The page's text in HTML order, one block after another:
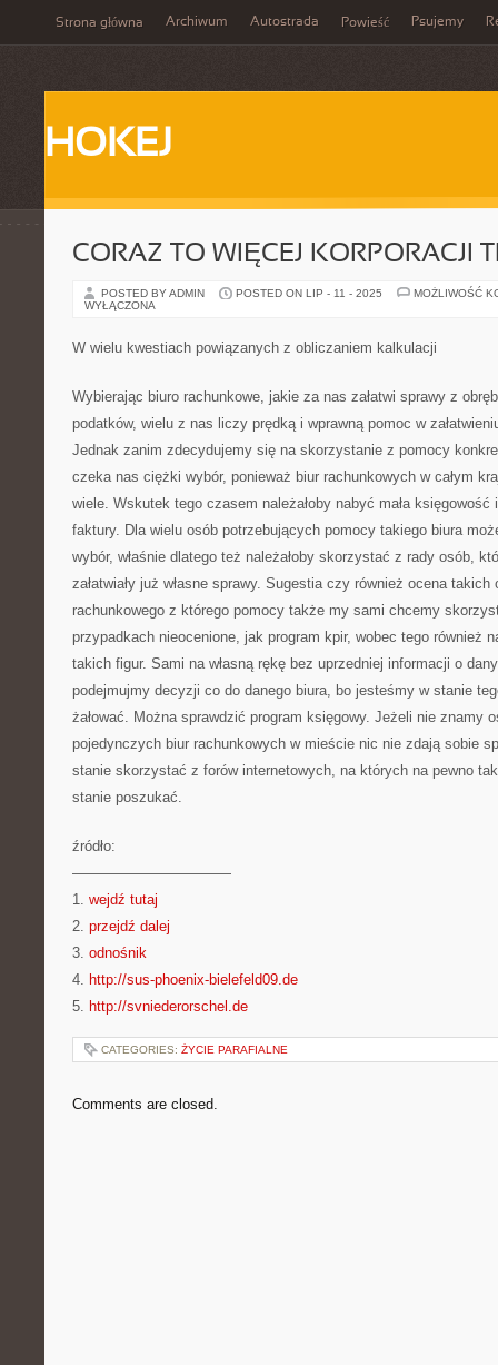
Strona główna Archiwum Autostrada Powieść Psujemy
HOKEJ
CORAZ TO WIĘCEJ KORPORACJI
POSTED BY ADMIN POSTED ON LIP - 11 - 2025
MOŻLIWOŚĆ
WYŁĄCZONA
W wielu kwestiach powiązanych z obliczaniem kalkulacji
Wybierając biuro rachunkowe, jakie za nas załatwi sprawy z
podatków, wielu z nas liczy prędką i wprawną pomoc w
Jednak zanim zdecydujemy się na skorzystanie z pomocy
czeka nas ciężki wybór, ponieważ biur rachunkowych w całym
wiele. Wskutek tego czasem należałoby nabyć mała
faktury. Dla wielu osób potrzebujących pomocy takiego biura
wybór, właśnie dlatego też należałoby skorzystać z rady osób,
załatwiały już własne sprawy. Sugestia czy również ocena
rachunkowego z którego pomocy także my sami chcemy
przypadkach nieocenione, jak program kpir, wobec tego również
takich figur. Sami na własną rękę bez uprzedniej informacji o
podejmujmy decyzji co do danego biura, bo jesteśmy w stanie
żałować. Można sprawdzić program księgowy. Jeżeli nie znamy
pojedynczych biur rachunkowych w mieście nic nie zdają sobie
stanie skorzystać z forów internetowych, na których na pewno
stanie poszukać.
źródło:
———————————
1. wejdź tutaj
2. przejdź dalej
3. odnośnik
4. http://sus-phoenix-bielefeld09.de
5. http://svniederorschel.de
CATEGORIES: ŻYCIE PARAFIALNE
Comments are closed.